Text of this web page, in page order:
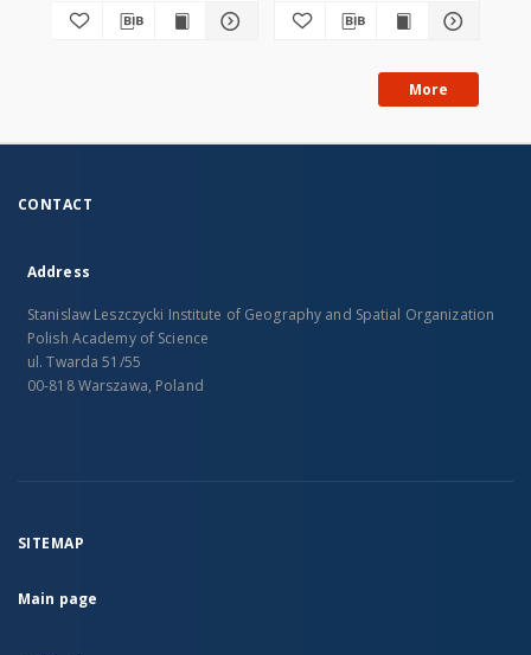
More
CONTACT
Address
Stanislaw Leszczycki Institute of Geography and Spatial Organization
Polish Academy of Science
ul. Twarda 51/55
00-818 Warszawa, Poland
SITEMAP
Main page